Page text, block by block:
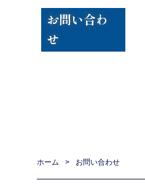
お問い合わ
せ
ホーム > お問い合わせ